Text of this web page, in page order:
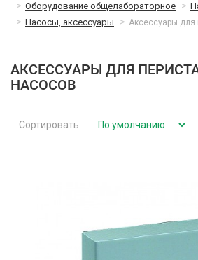
Оборудование общелабораторное
Насосы, аксессуары
Аксессуары для
АКСЕССУАРЫ ДЛЯ
НАСОСОВ
Сортировать: